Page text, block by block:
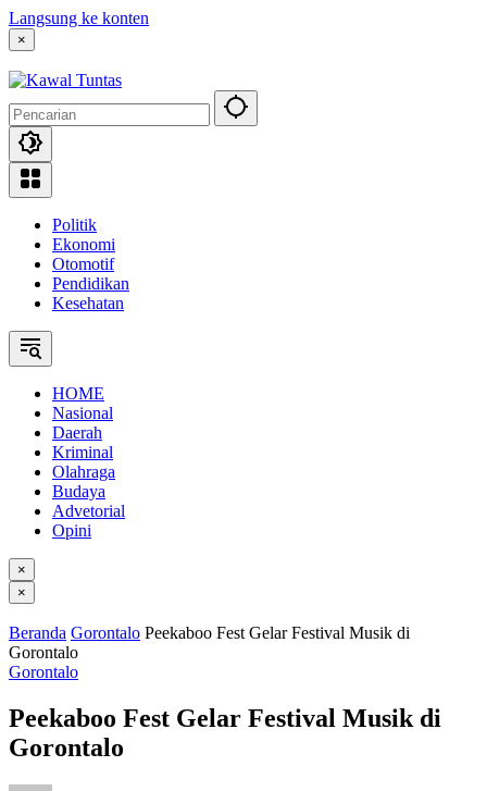
Langsung ke konten
×
Politik
Ekonomi
Otomotif
Pendidikan
Kesehatan
HOME
Nasional
Daerah
Kriminal
Olahraga
Budaya
Advetorial
Opini
×
×
Beranda Gorontalo Peekaboo Fest Gelar Festival Musik di
Gorontalo
Gorontalo
Peekaboo Fest Gelar Festival Musik di
Gorontalo